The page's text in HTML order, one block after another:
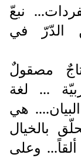
نبعّ
الدّرّ في
مصقولٌ
... لغة
هي
بالخيال
وعلى